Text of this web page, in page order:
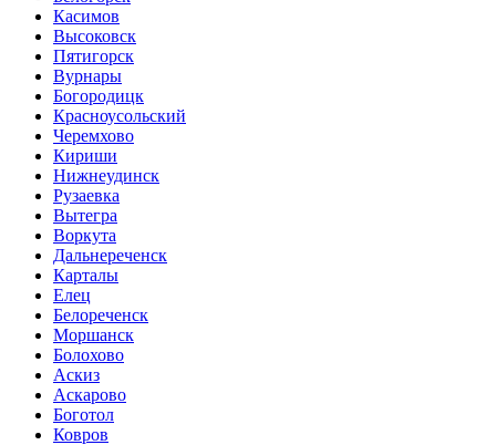
Касимов
Высоковск
Пятигорск
Вурнары
Богородицк
Красноусольский
Черемхово
Кириши
Нижнеудинск
Рузаевка
Вытегра
Воркута
Дальнереченск
Карталы
Елец
Белореченск
Моршанск
Болохово
Аскиз
Аскарово
Боготол
Ковров